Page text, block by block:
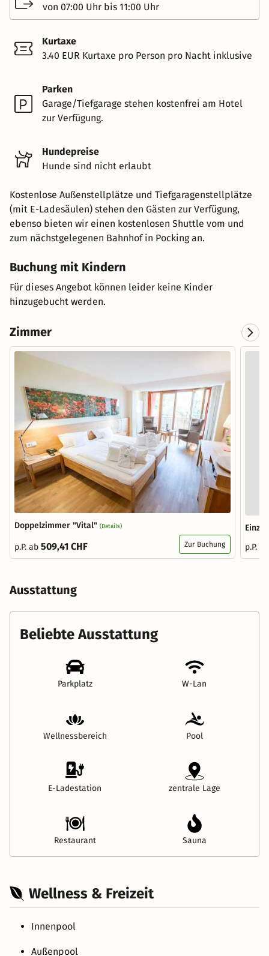
von 07:00 Uhr bis 11:00 Uhr
Kurtaxe
3.40 EUR Kurtaxe pro Person pro Nacht inklusive
Parken
Garage/Tiefgarage stehen kostenfrei am Hotel
zur Verfügung.
Hundepreise
Hunde sind nicht erlaubt
Kostenlose Außenstellplätze und Tiefgaragenstellplätze
(mit E-Ladesäulen) stehen den Gästen zur Verfügung,
ebenso bieten wir einen kostenlosen Shuttle vom und
zum nächstgelegenen Bahnhof in Pocking an.
Buchung mit Kindern
Für dieses Angebot können leider keine Kinder
hinzugebucht werden.
Zimmer
Doppelzimmer "Vital" (Details)
p.P. ab 509,41 CHF Zur Buchung
p.P.
Ausstattung
Beliebte Ausstattung
Parkplatz W-Lan
Wellnessbereich Pool
E-Ladestation zentrale Lage
Restaurant Sauna
Wellness & Freizeit
Innenpool
Außenpool